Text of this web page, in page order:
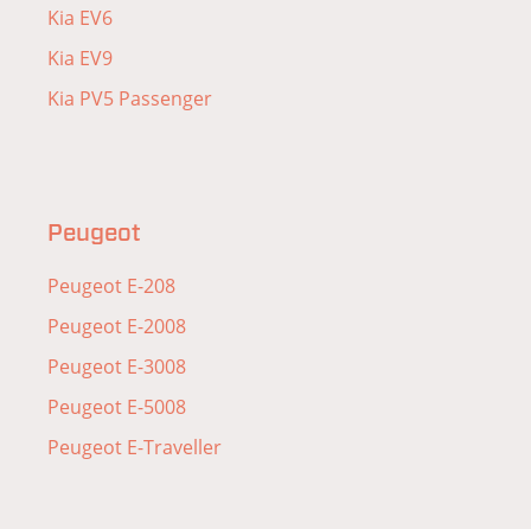
Kia EV6
Kia EV9
Kia PV5 Passenger
Peugeot
Peugeot E-208
Peugeot E-2008
Peugeot E-3008
Peugeot E-5008
Peugeot E-Traveller